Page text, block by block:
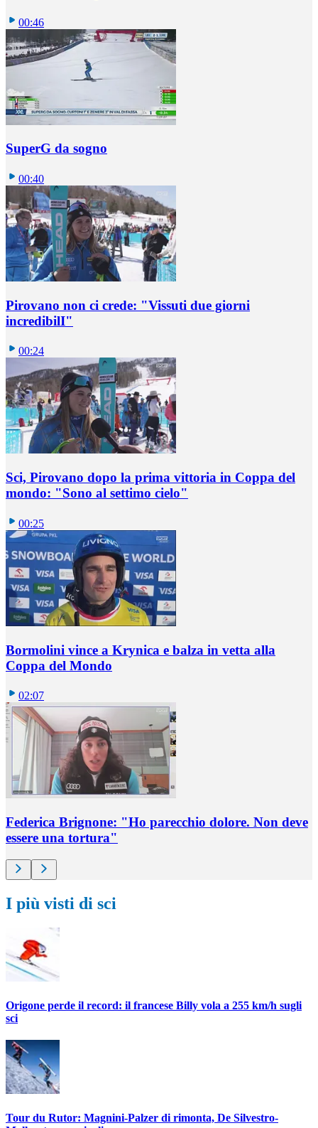
00:46
SuperG da sogno
00:40
Pirovano non ci crede: "Vissuti due giorni
incredibilI"
00:24
Sci, Pirovano dopo la prima vittoria in Coppa del
mondo: "Sono al settimo cielo"
00:25
Bormolini vince a Krynica e balza in vetta alla
Coppa del Mondo
02:07
Federica Brignone: "Ho parecchio dolore. Non deve
essere una tortura"
I più visti di sci
Origone perde il record: il francese Billy vola a 255 km/h sugli
sci
Tour du Rutor: Magnini-Palzer di rimonta, De Silvestro-